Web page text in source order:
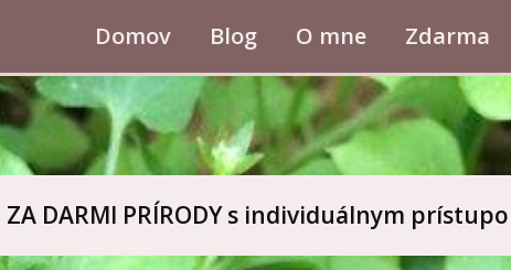
Domov Blog O mne Zdarma
ZA DARMI PRÍRODY s individuálnym